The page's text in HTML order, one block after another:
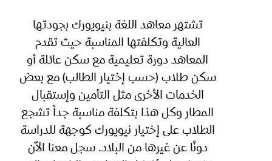
تشتهر معاهد اللغة بنيويورك بجودتها
العالية وتكلفتها المناسبة حيث تقدم
المعاهد دورة تعليمية مع سكن عائلة أو
سكن طلاب (حسب إختيار الطالب) مع بعض
الخدمات الأخرى مثل التأمين وإستقبال
المطار وكل هذا بتكلفة مناسبة جداً تشجع
الطلاب على إختيار نيويورك كوجهة للدراسة
دونًا عن غيرها من البلاد. سجل معنا الاّن